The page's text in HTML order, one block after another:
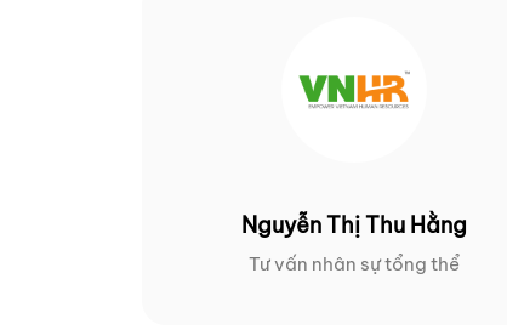
Nguyễn Thị Thu Hằng
Tư vấn nhân sự tổng thể